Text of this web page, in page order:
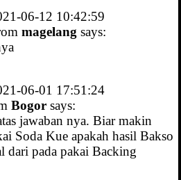
06-12 10:42:59
magelang says:
06-01 17:51:24
Bogor says:
jawaban nya. Biar makin
Soda Kue apakah hasil Bakso
dari pada pakai Backing